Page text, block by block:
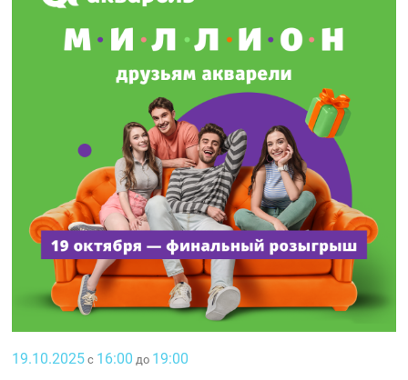
19.10.2025 с 16:00 до 19:00